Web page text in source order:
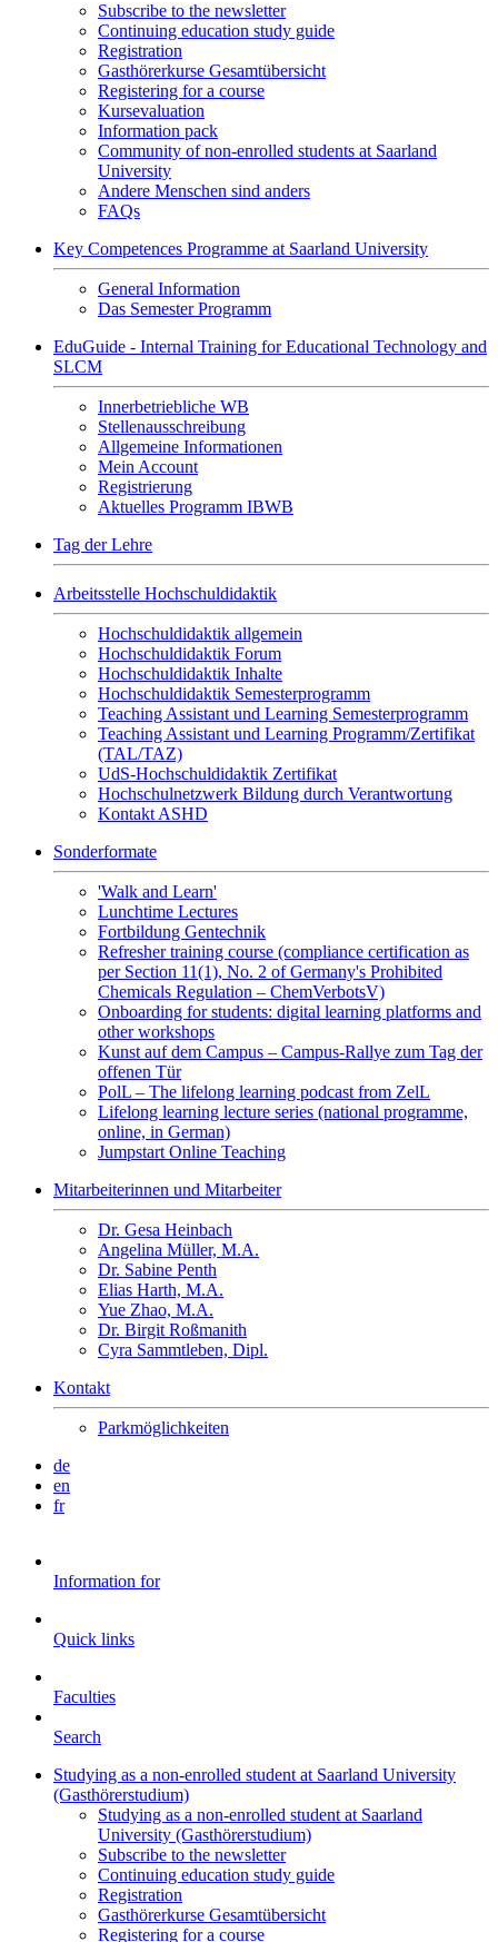
Subscribe to the newsletter
Continuing education study guide
Registration
Gasthörerkurse Gesamtübersicht
Registering for a course
Kursevaluation
Information pack
Community of non-enrolled students at Saarland
University
Andere Menschen sind anders
FAQs
Key Competences Programme at Saarland University
General Information
Das Semester Programm
EduGuide - Internal Training for Educational Technology and
SLCM
Innerbetriebliche WB
Stellenausschreibung
Allgemeine Informationen
Mein Account
Registrierung
Aktuelles Programm IBWB
Tag der Lehre
Arbeitsstelle Hochschuldidaktik
Hochschuldidaktik allgemein
Hochschuldidaktik Forum
Hochschuldidaktik Inhalte
Hochschuldidaktik Semesterprogramm
Teaching Assistant und Learning Semesterprogramm
Teaching Assistant und Learning Programm/Zertifikat
(TAL/TAZ)
UdS-Hochschuldidaktik Zertifikat
Hochschulnetzwerk Bildung durch Verantwortung
Kontakt ASHD
Sonderformate
'Walk and Learn'
Lunchtime Lectures
Fortbildung Gentechnik
Refresher training course (compliance certification as
per Section 11(1), No. 2 of Germany's Prohibited
Chemicals Regulation – ChemVerbotsV)
Onboarding for students: digital learning platforms and
other workshops
Kunst auf dem Campus – Campus-Rallye zum Tag der
offenen Tür
PolL – The lifelong learning podcast from ZelL
Lifelong learning lecture series (national programme,
online, in German)
Jumpstart Online Teaching
Mitarbeiterinnen und Mitarbeiter
Dr. Gesa Heinbach
Angelina Müller, M.A.
Dr. Sabine Penth
Elias Harth, M.A.
Yue Zhao, M.A.
Dr. Birgit Roßmanith
Cyra Sammtleben, Dipl.
Kontakt
Parkmöglichkeiten
de
en
fr
Information for
Quick links
Faculties
Search
Studying as a non-enrolled student at Saarland University
(Gasthörerstudium)
Studying as a non-enrolled student at Saarland
University (Gasthörerstudium)
Subscribe to the newsletter
Continuing education study guide
Registration
Gasthörerkurse Gesamtübersicht
Registering for a course